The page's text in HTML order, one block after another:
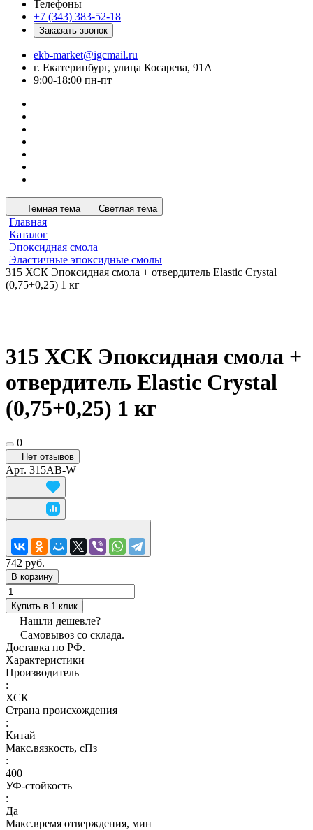
Телефоны
+7 (343) 383-52-18
Заказать звонок
ekb-market@igcmail.ru
г. Екатеринбург, улица Косарева, 91А
9:00-18:00 пн-пт
Темная тема Светлая тема
Главная
Каталог
Эпоксидная смола
Эластичные эпоксидные смолы
315 ХСК Эпоксидная смола + отвердитель Elastic Crystal
(0,75+0,25) 1 кг
315 ХСК Эпоксидная смола +
отвердитель Elastic Crystal
(0,75+0,25) 1 кг
0
Нет отзывов
Арт. 315AB-W
742 руб.
В корзину
Купить в 1 клик
Нашли дешевле?
Самовывоз со склада.
Доставка по РФ.
Характеристики
Производитель
:
ХСК
Страна происхождения
:
Китай
Макс.вязкoсть, сПз
:
400
УФ-стойкость
:
Да
Макс.время отверждения, мин